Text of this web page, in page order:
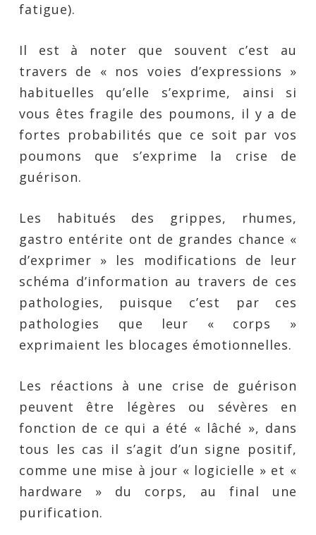
fatigue).
Il est à noter que souvent c’est au
travers de « nos voies d’expressions »
habituelles qu’elle s’exprime, ainsi si
vous êtes fragile des poumons, il y a de
fortes probabilités que ce soit par vos
poumons que s’exprime la crise de
guérison.
Les habitués des grippes, rhumes,
gastro entérite ont de grandes chance «
d’exprimer » les modifications de leur
schéma d’information au travers de ces
pathologies, puisque c’est par ces
pathologies que leur « corps »
exprimaient les blocages émotionnelles.
Les réactions à une crise de guérison
peuvent être légères ou sévères en
fonction de ce qui a été « lâché », dans
tous les cas il s’agit d’un signe positif,
comme une mise à jour « logicielle » et «
hardware » du corps, au final une
purification.